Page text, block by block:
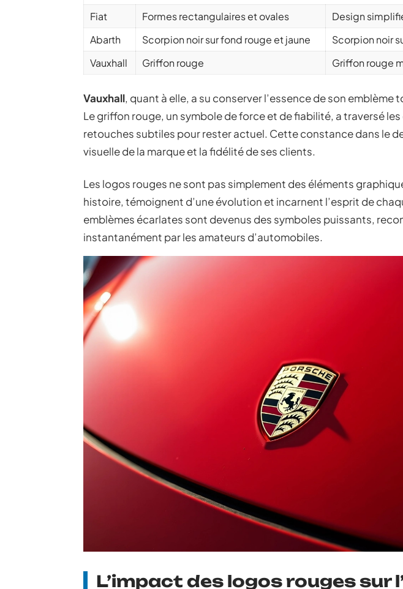
Fiat
Formes rectangulaires et ovales
Design
Abarth
Scorpion noir sur fond rouge et jaune
Scorpion noir
Vauxhall
Griffon rouge Griffon rouge
Vauxhall, quant à elle, a su conserver l’essence de son emblème
Le griffon rouge, un symbole de force et de fiabilité, a traversé
retouches subtiles pour rester actuel. Cette constance dans le
visuelle de la marque et la fidélité de ses clients.
Les logos rouges ne sont pas simplement des éléments
histoire, témoignent d’une évolution et incarnent l’esprit de
emblèmes écarlates sont devenus des symboles puissants,
instantanément par les amateurs d’automobiles.
L’impact des logos rouges sur